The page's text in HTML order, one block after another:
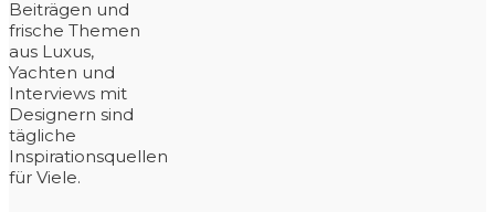
Beiträgen und
frische Themen
aus Luxus,
Yachten und
Interviews mit
Designern sind
tägliche
Inspirationsquellen
für Viele.